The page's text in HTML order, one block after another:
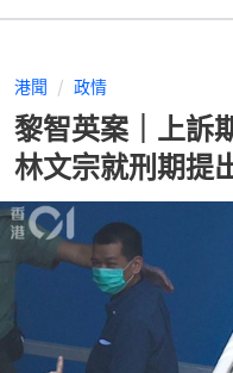
港聞 政情
黎智英案｜上訴
林文宗就刑期提